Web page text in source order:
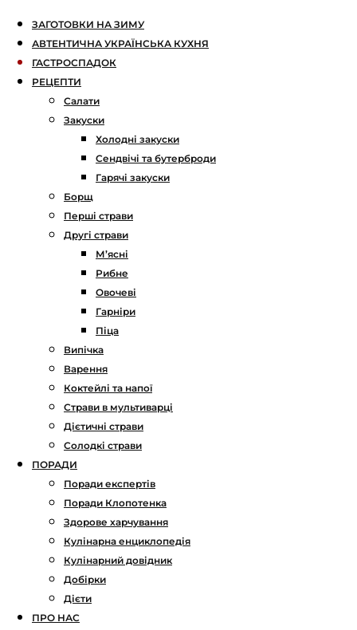
ЗАГОТОВКИ НА ЗИМУ
АВТЕНТИЧНА УКРАЇНСЬКА КУХНЯ
ГАСТРОСПАДОК
РЕЦЕПТИ
Салати
Закуски
Холодні закуски
Сендвічі та бутерброди
Гарячі закуски
Борщ
Перші страви
Другі страви
М’ясні
Рибне
Овочеві
Гарніри
Піца
Випічка
Варення
Коктейлі та напої
Страви в мультиварці
Дієтичні страви
Солодкі страви
ПОРАДИ
Поради експертів
Поради Клопотенка
Здорове харчування
Кулінарна енциклопедія
Кулінарний довідник
Добірки
Дієти
ПРО НАС